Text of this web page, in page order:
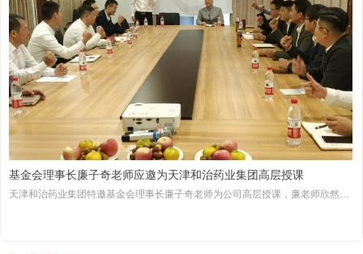
基金会理事长廉子奇老师应邀为天津和治药业集团高层授课
天津和治药业集团特邀基金会理事长廉子奇老师为公司高层授课，廉老师欣然应